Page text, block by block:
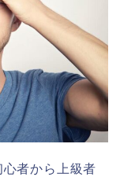
者から上級者